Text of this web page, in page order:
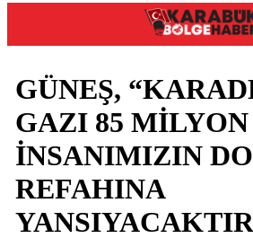
GÜNEŞ,
GAZI 85 MİLYON
İNSANIMIZIN
REFAHINA